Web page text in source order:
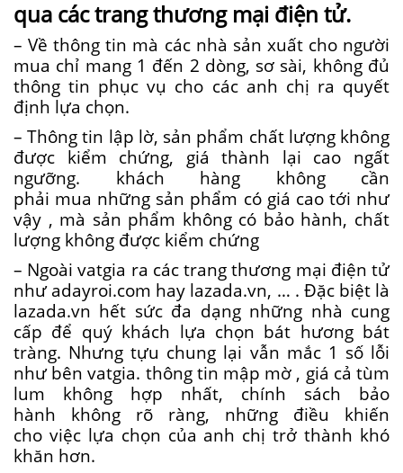
qua cáctrangthương mại điện tử.
– Vềthông tin mà các nhà sản xuất cho người
mua chỉ mang 1 đến 2 dòng, sơ sài, khôngđủ
thông tin phục vụ cho các anh chị ra quyết
định lựa chọn.
– Thông tin lập lờ, sản phẩm chất lượng không
được kiểm chứng, giá thành lại cao ngất
ngưỡng. khách hàng không cần
phải mua những sản phẩm có giá cao tới như
vậy , mà sản phẩm không có bảo hành, chất
lượng không được kiểm chứng
– Ngoài vatgia ra cáctrangthương mại điện tử
như adayroi.com hay lazada.vn, … . Đặc biệt là
lazada.vn hết sức đa dạng những nhà cung
cấp để quý khách lựa chọn bát hương bát
tràng. Nhưng tựu chung lại vẫn mắc 1 số lỗi
như bên vatgia. thông tin mập mờ , giá cả tùm
lum không hợp nhất, chính sách bảo
hành không rõ ràng, những điều khiến
cho việc lựa chọn của anh chịtrở thành khó
khăn hơn.